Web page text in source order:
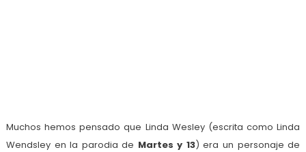
Muchos hemos pensado que Linda Wesley (escrita como Linda
Wendsley en la parodia de Martes y 13) era un personaje de